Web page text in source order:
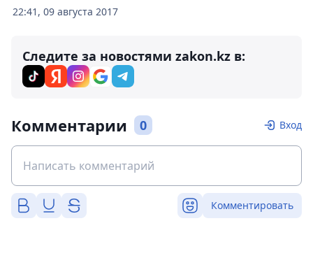
22:41, 09 августа 2017
Следите за новостями zakon.kz в:
Комментарии 0 Вход
Комментировать